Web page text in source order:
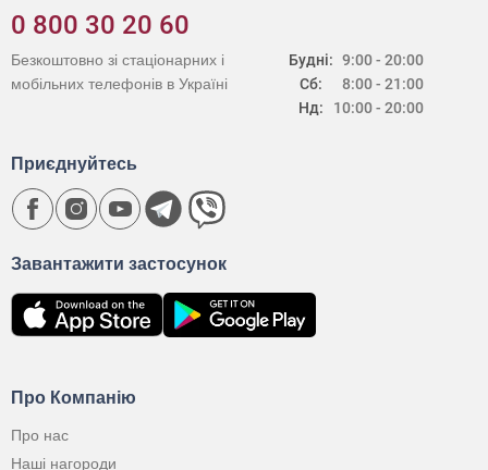
0 800 30 20 60
Будні:
Сб:
Нд:
9:00 - 20:00
8:00 - 21:00
10:00 - 20:00
Безкоштовно зі стаціонарних і
мобільних телефонів в Україні
Про Компанію
Про нас
Наші нагороди
Завантажити застосунок
Приєднуйтесь